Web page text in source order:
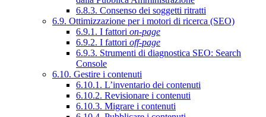
6.8.3. Consenso dei soggetti ritratti
6.9. Ottimizzazione per i motori di ricerca (SEO)
6.9.1. I fattori on-page
6.9.2. I fattori off-page
6.9.3. Strumenti di diagnostica SEO: Search
Console
6.10. Gestire i contenuti
6.10.1. L’inventario dei contenuti
6.10.2. Revisionare i contenuti
6.10.3. Migrare i contenuti